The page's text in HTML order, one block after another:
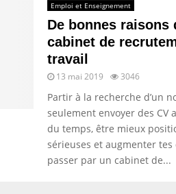
Emploi et Enseignement
De bonnes raisons
cabinet de
travail
13 mai 2019 3046
Partir à la recherche d’un
seulement envoyer des CV
du temps, être mieux
sérieuses et augmenter tes
passer par un cabinet de...